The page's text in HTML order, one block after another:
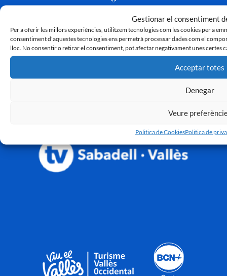
Gestionar el consentiment
Per a oferir les millors experiències, utilitzem tecnologies com les cookies per a
consentiment d'aquestes tecnologies ens permetrà processar dades com el
lloc. No consentir o retirar el consentiment, pot afectar negativament unes certes
Acceptar totes
Denegar
Veure
Politica de CookiesPolitica de